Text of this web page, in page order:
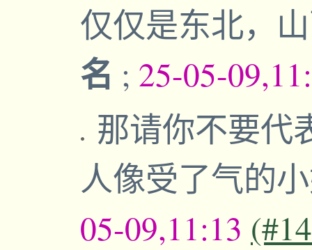
仅仅是东北，
名 ; 25-05-
那请你不要代
人像受了气的
05-09,11:13